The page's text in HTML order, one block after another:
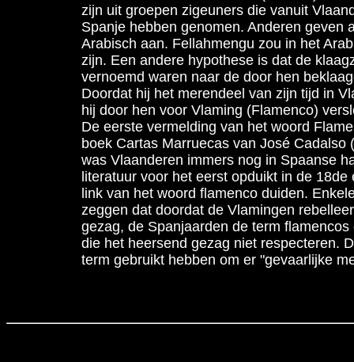
zijn uit groepen zigeuners die vanuit
Spanje hebben genomen. Anderen geven
Arabisch aan. Fellahmengu zou in het
zijn. Een andere hypothese is dat de
vernoemd waren naar de door hen
Doordat hij het merendeel van zijn tijd in
hij door hen voor Vlaming (Flamenco)
De eerste vermelding van het woord
boek Cartas Marruecas van José Cadalso
was Vlaanderen immers nog in Spaanse
literatuur voor het eerst opduikt in de
link van het woord flamenco duiden.
zeggen dat doordat de Vlamingen
gezag, de Spanjaarden de term
die het heersend gezag niet respecteren.
term gebruikt hebben om er "gevaarlijke